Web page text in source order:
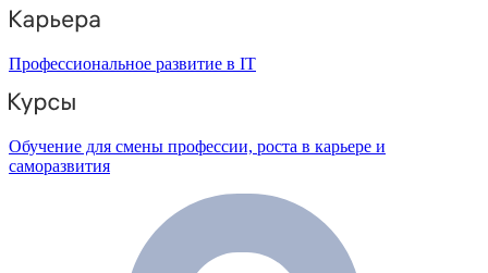
Профессиональное развитие в IT
Обучение для смены профессии, роста в карьере и
саморазвития